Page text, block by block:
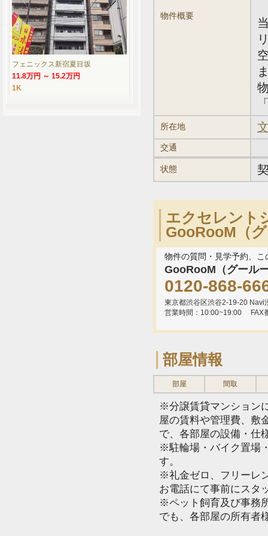
物件概要
所在地
交通
状態
エクセレント
GooRooM（
物件の質問・見学予約、
GooRooM（グール
0120-868-
東京都渋谷区渋谷2-19-20 Navi
営業時間：10:00~19:00
FAX
部屋情報
部屋 間取
※分譲賃貸マンション
屋の賃料や管理費、敷
で、各部屋の設備・仕
※駐輪場・バイク置場
す。
※礼金ゼロ、フリーレ
お電話にて事前にスタ
※ペット飼育及び事務
でも、各部屋の所有者
フェニックス新宿夏目坂
11.8万円 ～ 15.2万円
1K